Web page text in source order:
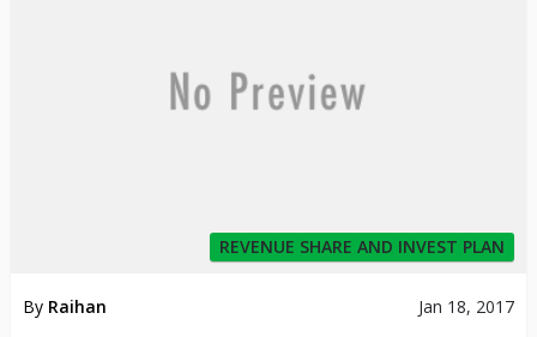
REVENUE SHARE AND INVEST PLAN
By Raihan Jan 18, 2017